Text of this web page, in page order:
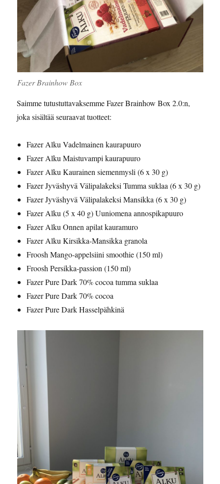
Fazer Brainhow Box
Saimme tutustuttavaksemme Fazer Brainhow Box 2.0:n,
joka sisältää seuraavat tuotteet:
Fazer Alku Vadelmainen kaurapuuro
Fazer Alku Maistuvampi kaurapuuro
Fazer Alku Kaurainen siemenmysli (6 x 30 g)
Fazer Jyväshyvä Välipalakeksi Tumma suklaa (6 x 30 g)
Fazer Jyväshyvä Välipalakeksi Mansikka (6 x 30 g)
Fazer Alku (5 x 40 g) Uuniomena annospikapuuro
Fazer Alku Onnen apilat kauramuro
Fazer Alku Kirsikka-Mansikka granola
Froosh Mango-appelsiini smoothie (150 ml)
Froosh Persikka-passion (150 ml)
Fazer Pure Dark 70% cocoa tumma suklaa
Fazer Pure Dark 70% cocoa
Fazer Pure Dark Hasselpähkinä